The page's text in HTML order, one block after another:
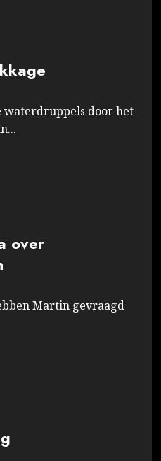
waterdruppels door het
over
Martin gevraagd